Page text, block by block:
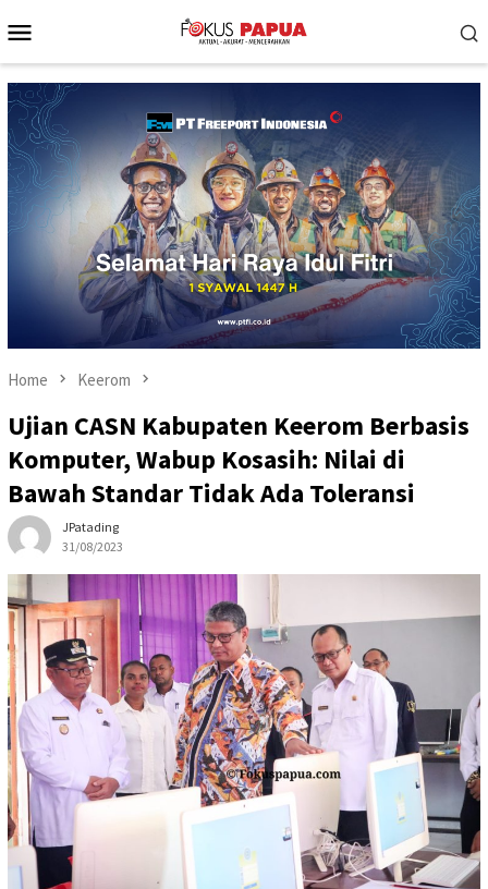
to
Menu
Home Keerom
Ujian CASN Kabupaten Keerom Berbasis
Komputer, Wabup Kosasih: Nilai di
Bawah Standar Tidak Ada Toleransi
JPatading
31/08/2023